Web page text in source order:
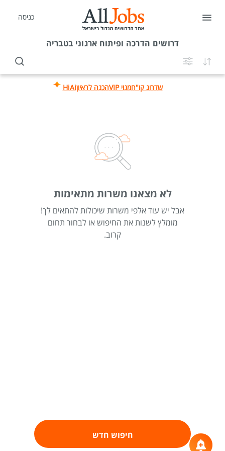
כניסה
דרושים הדרכה ופיתוח ארגוני בטבריה
שדרוג קו"חמנוי VIP הכנה לראיוןHiAi
לא מצאנו משרות מתאימות
אבל יש עוד אלפי משרות שיכולות להתאים לך!
מומלץ לשנות את החיפוש או לבחור תחום
קרוב.
חיפוש חדש